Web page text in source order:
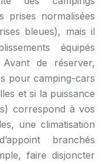
prises normalisées
bleues), mais il
équipés
Avant de réserver,
pour camping-cars
et si la puissance
correspond à vos
une climatisation
branchés
faire disjoncter